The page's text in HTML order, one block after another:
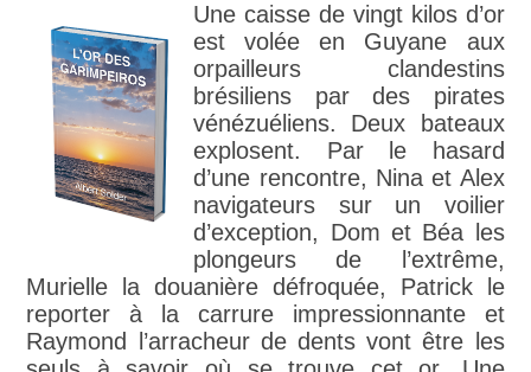
Une caisse de vingt kilos d’or
est volée en Guyane aux
orpailleurs clandestins
brésiliens par des pirates
vénézuéliens. Deux bateaux
explosent. Par le hasard
d’une rencontre, Nina et Alex
navigateurs sur un voilier
d’exception, Dom et Béa les
plongeurs de l’extrême,
Murielle la douanière défroquée, Patrick le
reporter à la carrure impressionnante et
Raymond l’arracheur de dents vont être les